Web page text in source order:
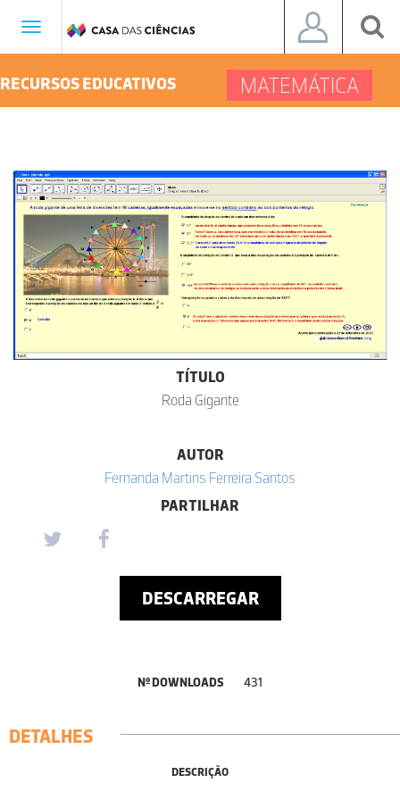
Toggle
RECURSOS EDUCATIVOS MATEMÁTICA
TÍTULO
Roda Gigante
AUTOR
Fernanda Martins Ferreira Santos
PARTILHAR
DESCARREGAR
Nº DOWNLOADS 431
DETALHES
DESCRIÇÃO